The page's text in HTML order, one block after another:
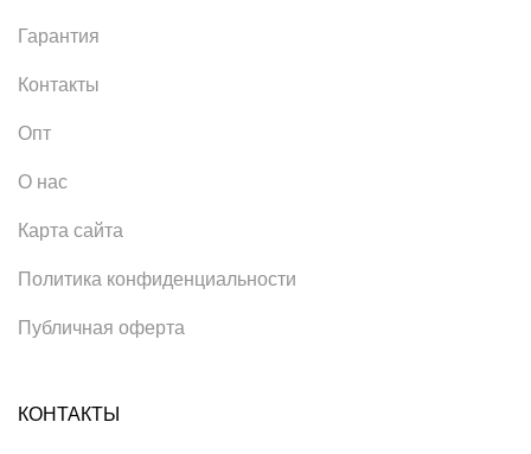
Гарантия
Контакты
Опт
О нас
Карта сайта
Политика конфиденциальности
Публичная оферта
КОНТАКТЫ